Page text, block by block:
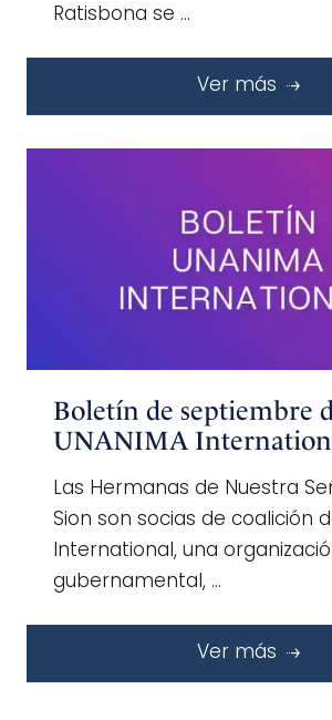
Ratisbona se …
Ver más
Boletín de septiembre
UNANIMA
Las Hermanas de Nuestra
Sion son socias de coalición
International, una
gubernamental, …
Ver más